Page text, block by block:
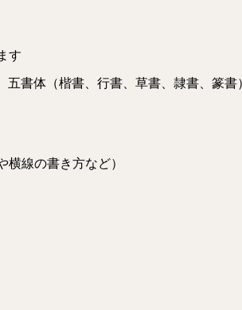
す
書体（楷書、行書、草書、隷書、篆
線の書き方など）